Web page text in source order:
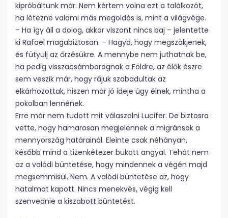
kipróbáltunk már. Nem kértem volna ezt a találkozót,
ha létezne valami más megoldás is, mint a világvége.
– Ha így áll a dolog, akkor viszont nincs baj – jelentette
ki Rafael magabiztosan. – Hagyd, hogy megszökjenek,
és fütyülj az őrzésükre. A mennybe nem juthatnak be,
ha pedig visszacsámborognak a Földre, az élők észre
sem veszik már, hogy rájuk szabadultak az
elkárhozottak, hiszen már jó ideje úgy élnek, mintha a
pokolban lennének.
Erre már nem tudott mit válaszolni Lucifer. De biztosra
vette, hogy hamarosan megjelennek a migránsok a
mennyország határainál. Eleinte csak néhányan,
később mind a tizenkétezer bukott angyal. Tehát nem
az a valódi büntetése, hogy mindennek a végén majd
megsemmisül. Nem. A valódi büntetése az, hogy
hatalmat kapott. Nincs menekvés, végig kell
szenvednie a kiszabott büntetést.